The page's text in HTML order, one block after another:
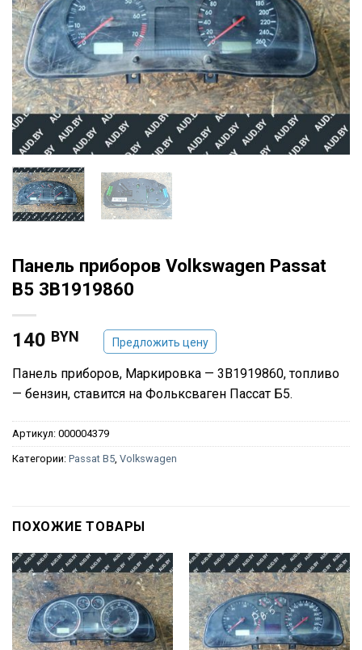
Панель приборов Volkswagen Passat
B5 3B1919860
140 BYN Предложить цену
Панель приборов, Маркировка — 3B1919860, топливо
— бензин, ставится на Фольксваген Пассат Б5.
Артикул: 000004379
Категории: Passat B5, Volkswagen
ПОХОЖИЕ ТОВАРЫ